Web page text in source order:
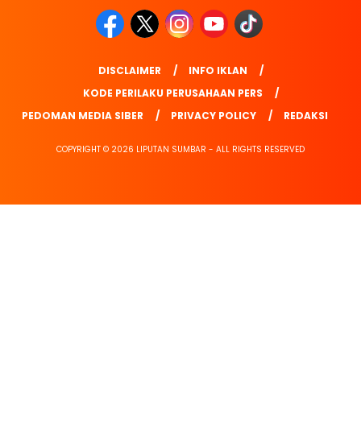
DISCLAIMER
INFO IKLAN
KODE PERILAKU PERUSAHAAN PERS
PEDOMAN MEDIA SIBER
PRIVACY POLICY REDAKSI
COPYRIGHT © 2026 LIPUTAN SUMBAR - ALL RIGHTS RESERVED